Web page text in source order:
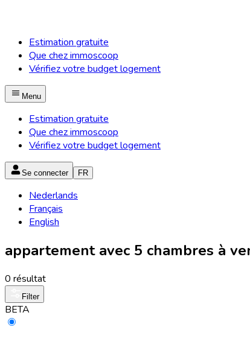
Estimation gratuite
Que chez immoscoop
Vérifiez votre budget logement
Menu
Estimation gratuite
Que chez immoscoop
Vérifiez votre budget logement
Se connecter FR
Nederlands
Français
English
appartement avec 5 chambres à
0 résultat
Filter
BETA